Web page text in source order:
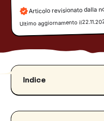
Articolo revisionato dalla
Ultimo aggiornamento il
Indice
I fondamenti della